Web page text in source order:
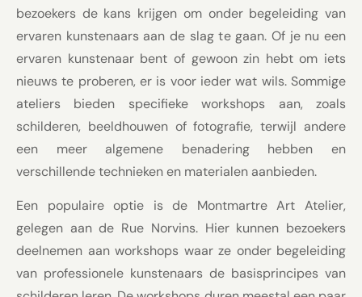
bezoekers de kans krijgen om onder begeleiding van
ervaren kunstenaars aan de slag te gaan. Of je nu een
ervaren kunstenaar bent of gewoon zin hebt om iets
nieuws te proberen, er is voor ieder wat wils. Sommige
ateliers bieden specifieke workshops aan, zoals
schilderen, beeldhouwen of fotografie, terwijl andere
een meer algemene benadering hebben en
verschillende technieken en materialen aanbieden.
Een populaire optie is de Montmartre Art Atelier,
gelegen aan de Rue Norvins. Hier kunnen bezoekers
deelnemen aan workshops waar ze onder begeleiding
van professionele kunstenaars de basisprincipes van